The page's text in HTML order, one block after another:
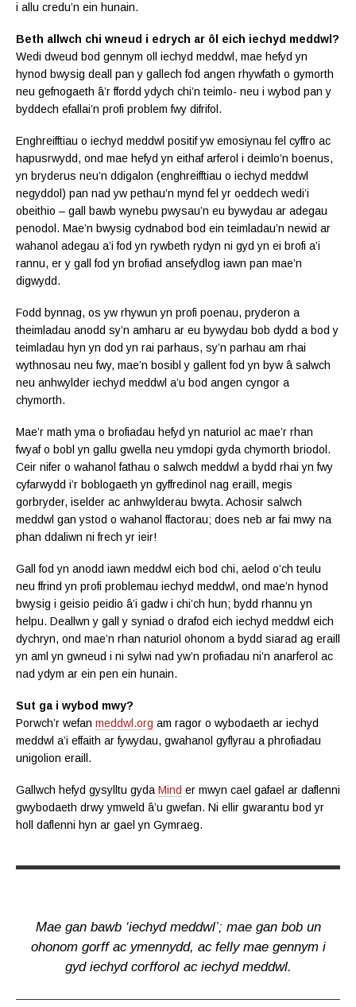
i allu credu’n ein hunain.
Beth allwch chi wneud i edrych ar ôl eich iechyd meddwl?
Wedi dweud bod gennym oll iechyd meddwl, mae hefyd yn
hynod bwysig deall pan y gallech fod angen rhywfath o gymorth
neu gefnogaeth â’r ffordd ydych chi’n teimlo- neu i wybod pan y
byddech efallai’n profi problem fwy difrifol.
Enghreifftiau o iechyd meddwl positif yw emosiynau fel cyffro ac
hapusrwydd, ond mae hefyd yn eithaf arferol i deimlo’n boenus,
yn bryderus neu’n ddigalon (enghreifftiau o iechyd meddwl
negyddol) pan nad yw pethau’n mynd fel yr oeddech wedi’i
obeithio – gall bawb wynebu pwysau’n eu bywydau ar adegau
penodol. Mae’n bwysig cydnabod bod ein teimladau’n newid ar
wahanol adegau a’i fod yn rywbeth rydyn ni gyd yn ei brofi a’i
rannu, er y gall fod yn brofiad ansefydlog iawn pan mae’n
digwydd.
Fodd bynnag, os yw rhywun yn profi poenau, pryderon a
theimladau anodd sy’n amharu ar eu bywydau bob dydd a bod y
teimladau hyn yn dod yn rai parhaus, sy’n parhau am rhai
wythnosau neu fwy, mae’n bosibl y gallent fod yn byw â salwch
neu anhwylder iechyd meddwl a’u bod angen cyngor a
chymorth.
Mae’r math yma o brofiadau hefyd yn naturiol ac mae’r rhan
fwyaf o bobl yn gallu gwella neu ymdopi gyda chymorth briodol.
Ceir nifer o wahanol fathau o salwch meddwl a bydd rhai yn fwy
cyfarwydd i’r boblogaeth yn gyffredinol nag eraill, megis
gorbryder, iselder ac anhwylderau bwyta. Achosir salwch
meddwl gan ystod o wahanol ffactorau; does neb ar fai mwy na
phan ddaliwn ni frech yr ieir!
Gall fod yn anodd iawn meddwl eich bod chi, aelod o’ch teulu
neu ffrind yn profi problemau iechyd meddwl, ond mae’n hynod
bwysig i geisio peidio â’i gadw i chi’ch hun; bydd rhannu yn
helpu. Deallwn y gall y syniad o drafod eich iechyd meddwl eich
dychryn, ond mae’n rhan naturiol ohonom a bydd siarad ag eraill
yn aml yn gwneud i ni sylwi nad yw’n profiadau ni’n anarferol ac
nad ydym ar ein pen ein hunain.
Sut ga i wybod mwy?
Porwch’r wefan meddwl.org am ragor o wybodaeth ar iechyd
meddwl a’i effaith ar fywydau, gwahanol gyflyrau a phrofiadau
unigolion eraill.
Gallwch hefyd gysylltu gydaMind er mwyn cael gafael ar daflenni
gwybodaeth drwy ymweld â’u gwefan. Ni ellir gwarantu bod yr
holl daflenni hyn ar gael yn Gymraeg.
Mae gan bawb ‘iechyd meddwl’; mae gan bob un
ohonom gorff ac ymennydd, ac felly mae gennym i
gyd iechyd corfforol ac iechyd meddwl.